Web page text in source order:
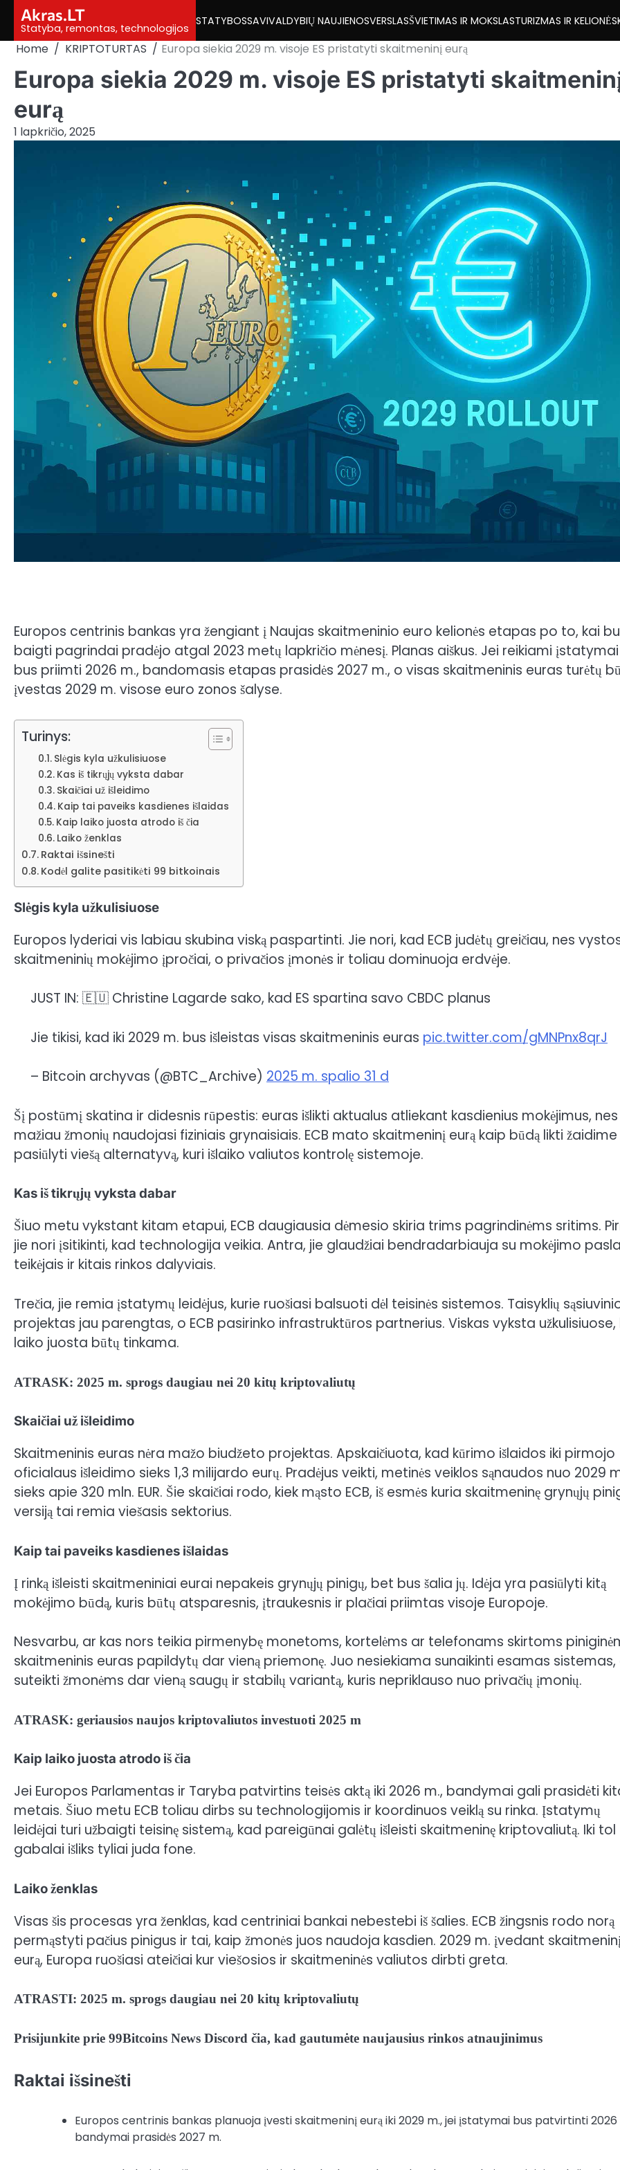
content
Akras.LT
Statyba, remontas, technologijos
STATYBOSSAVIVALDYBIŲ NAUJIENOSVERSLASŠVIETIMAS IR MOKSLASTURIZMAS IR KELIONĖS
Home KRIPTOTURTAS Europa siekia 2029 m. visoje ES pristatyti skaitmeninį eurą
Europa siekia 2029 m. visoje ES pristatyti
eurą
1 lapkričio, 2025
Europos centrinis bankas yra žengiant į Naujas skaitmeninio euro kelionės etapas po to, kai
baigti pagrindai pradėjo atgal 2023 metų lapkričio mėnesį. Planas aiškus. Jei reikiami įstatymai
bus priimti 2026 m., bandomasis etapas prasidės 2027 m., o visas skaitmeninis euras turėtų
įvestas 2029 m. visose euro zonos šalyse.
Turinys:
Slėgis kyla užkulisiuose
Kas iš tikrųjų vyksta dabar
Skaičiai už išleidimo
Kaip tai paveiks kasdienes išlaidas
Kaip laiko juosta atrodo iš čia
Laiko ženklas
Raktai išsinešti
Kodėl galite pasitikėti 99 bitkoinais
Slėgis kyla užkulisiuose
Europos lyderiai vis labiau skubina viską paspartinti. Jie nori, kad ECB judėtų greičiau, nes
skaitmeninių mokėjimo įpročiai, o privačios įmonės ir toliau dominuoja erdvėje.
JUST IN: 🇪🇺 Christine Lagarde sako, kad ES spartina savo CBDC planus
Jie tikisi, kad iki 2029 m. bus išleistas visas skaitmeninis euras pic.twitter.com/gMNPnx8qrJ
– Bitcoin archyvas (@BTC_Archive) 2025 m. spalio 31 d
Šį postūmį skatina ir didesnis rūpestis: euras išlikti aktualus atliekant kasdienius mokėjimus, nes
mažiau žmonių naudojasi fiziniais grynaisiais. ECB mato skaitmeninį eurą kaip būdą likti žaidime
pasiūlyti viešą alternatyvą, kuri išlaiko valiutos kontrolę sistemoje.
Kas iš tikrųjų vyksta dabar
Šiuo metu vykstant kitam etapui, ECB daugiausia dėmesio skiria trims pagrindinėms sritims.
jie nori įsitikinti, kad technologija veikia. Antra, jie glaudžiai bendradarbiauja su mokėjimo
teikėjais ir kitais rinkos dalyviais.
Trečia, jie remia įstatymų leidėjus, kurie ruošiasi balsuoti dėl teisinės sistemos. Taisyklių
projektas jau parengtas, o ECB pasirinko infrastruktūros partnerius. Viskas vyksta užkulisiuose,
laiko juosta būtų tinkama.
ATRASK: 2025 m. sprogs daugiau nei 20 kitų kriptovaliutų
Skaičiai už išleidimo
Skaitmeninis euras nėra mažo biudžeto projektas. Apskaičiuota, kad kūrimo išlaidos iki pirmojo
oficialaus išleidimo sieks 1,3 milijardo eurų. Pradėjus veikti, metinės veiklos sąnaudos nuo 2029
sieks apie 320 mln. EUR. Šie skaičiai rodo, kiek mąsto ECB, iš esmės kuria skaitmeninę grynųjų
versiją tai remia viešasis sektorius.
Kaip tai paveiks kasdienes išlaidas
Į rinką išleisti skaitmeniniai eurai nepakeis grynųjų pinigų, bet bus šalia jų. Idėja yra pasiūlyti kitą
mokėjimo būdą, kuris būtų atsparesnis, įtraukesnis ir plačiai priimtas visoje Europoje.
Nesvarbu, ar kas nors teikia pirmenybę monetoms, kortelėms ar telefonams skirtoms
skaitmeninis euras papildytų dar vieną priemonę. Juo nesiekiama sunaikinti esamas sistemas,
suteikti žmonėms dar vieną saugų ir stabilų variantą, kuris nepriklauso nuo privačių įmonių.
ATRASK: geriausios naujos kriptovaliutos investuoti 2025 m
Kaip laiko juosta atrodo iš čia
Jei Europos Parlamentas ir Taryba patvirtins teisės aktą iki 2026 m., bandymai gali prasidėti
metais. Šiuo metu ECB toliau dirbs su technologijomis ir koordinuos veiklą su rinka. Įstatymų
leidėjai turi užbaigti teisinę sistemą, kad pareigūnai galėtų išleisti skaitmeninę kriptovaliutą. Iki tol
gabalai išliks tyliai juda fone.
Laiko ženklas
Visas šis procesas yra ženklas, kad centriniai bankai nebestebi iš šalies. ECB žingsnis rodo norą
permąstyti pačius pinigus ir tai, kaip žmonės juos naudoja kasdien. 2029 m. įvedant
eurą, Europa ruošiasi ateičiai kur viešosios ir skaitmeninės valiutos dirbti greta.
ATRASTI: 2025 m. sprogs daugiau nei 20 kitų kriptovaliutų
Prisijunkite prie 99Bitcoins News Discord čia, kad gautumėte naujausius rinkos atnaujinimus
Raktai išsinešti
Europos centrinis bankas planuoja įvesti skaitmeninį eurą iki 2029 m., jei įstatymai bus patvirtinti 2026
bandymai prasidės 2027 m.